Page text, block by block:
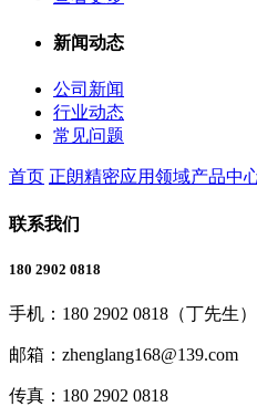
新闻动态
公司新闻
行业动态
常见问题
首页 正朗精密应用领域产品中
联系我们
180 2902 0818
手机： 180 2902 0818（丁先生
邮箱： zhenglang168@139.com
传真： 180 2902 0818